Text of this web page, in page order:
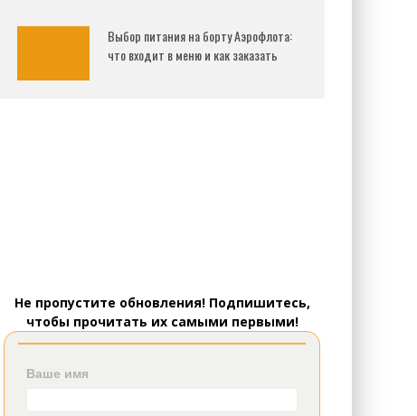
Выбор питания на борту Аэрофлота:
что входит в меню и как заказать
Не пропустите обновления! Подпишитесь,
чтобы прочитать их самыми первыми!
Ваше имя